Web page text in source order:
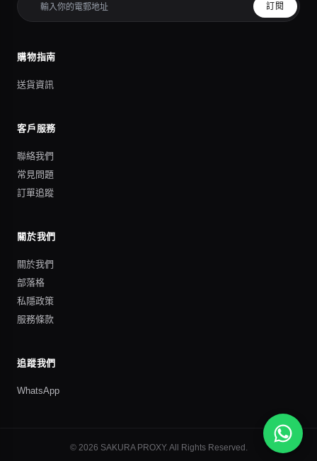
訂閱
購物指南
送貨資訊
客戶服務
聯絡我們
常見問題
訂單追蹤
關於我們
關於我們
部落格
私隱政策
服務條款
追蹤我們
WhatsApp
© 2026 SAKURA PROXY. All Rights Reserved.